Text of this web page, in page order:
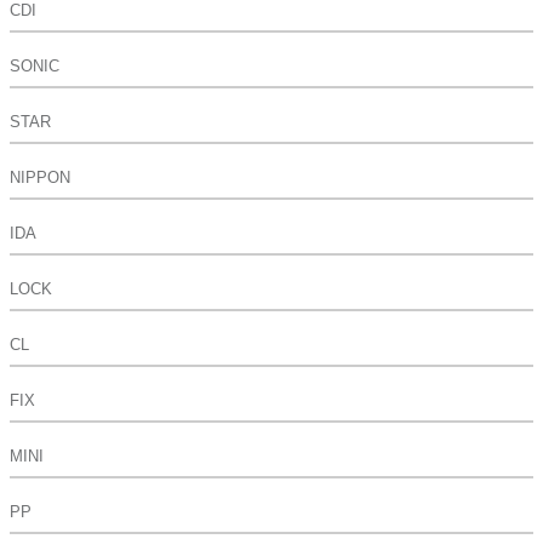
CDI
SONIC
STAR
NIPPON
IDA
LOCK
CL
FIX
MINI
PP